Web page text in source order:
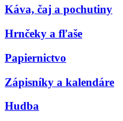
Káva, čaj a pochutiny
Hrnčeky a fľaše
Papiernictvo
Zápisníky a kalendáre
Hudba